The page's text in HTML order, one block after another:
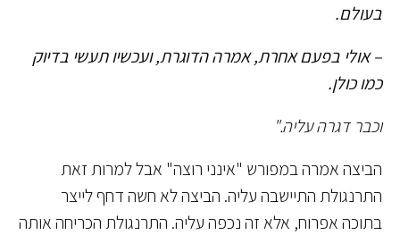
בעולם.
– אולי בפעם אחרת, אמרה הדוגרת, ועכשיו תעשי בדיוק
כמו כולן.
וכבר דגרה עליה."
הביצה אמרה במפורש "אינני רוצה" אבל למרות זאת
התרנגולת התיישבה עליה. הביצה לא חשה דחף לייצר
בתוכה אפרוח, אלא זה נכפה עליה. התרנגולת הכריחה אותה